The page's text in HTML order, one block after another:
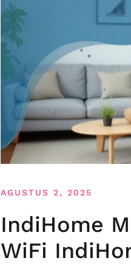
AGUSTUS 2, 2025
IndiHome
WiFi